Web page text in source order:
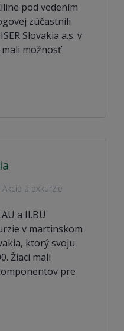
pod vedením
zúčastnili
Slovakia a.s. v
možnosť
Akcie a exkurzie
a II.BU
v martinskom
ktorý svoju
Žiaci mali
pre